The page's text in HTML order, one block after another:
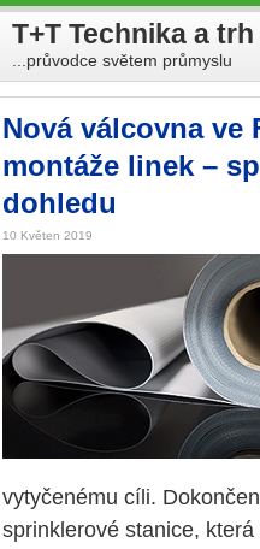
T+T Technika a trh
...průvodce světem průmyslu
Nová válcovna ve
montáže linek –
dohledu
10 Květen 2019
vytyčenému cíli.
sprinklerové stanice,